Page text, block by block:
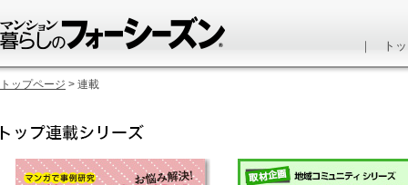
｜ ト
トップページ > 連載